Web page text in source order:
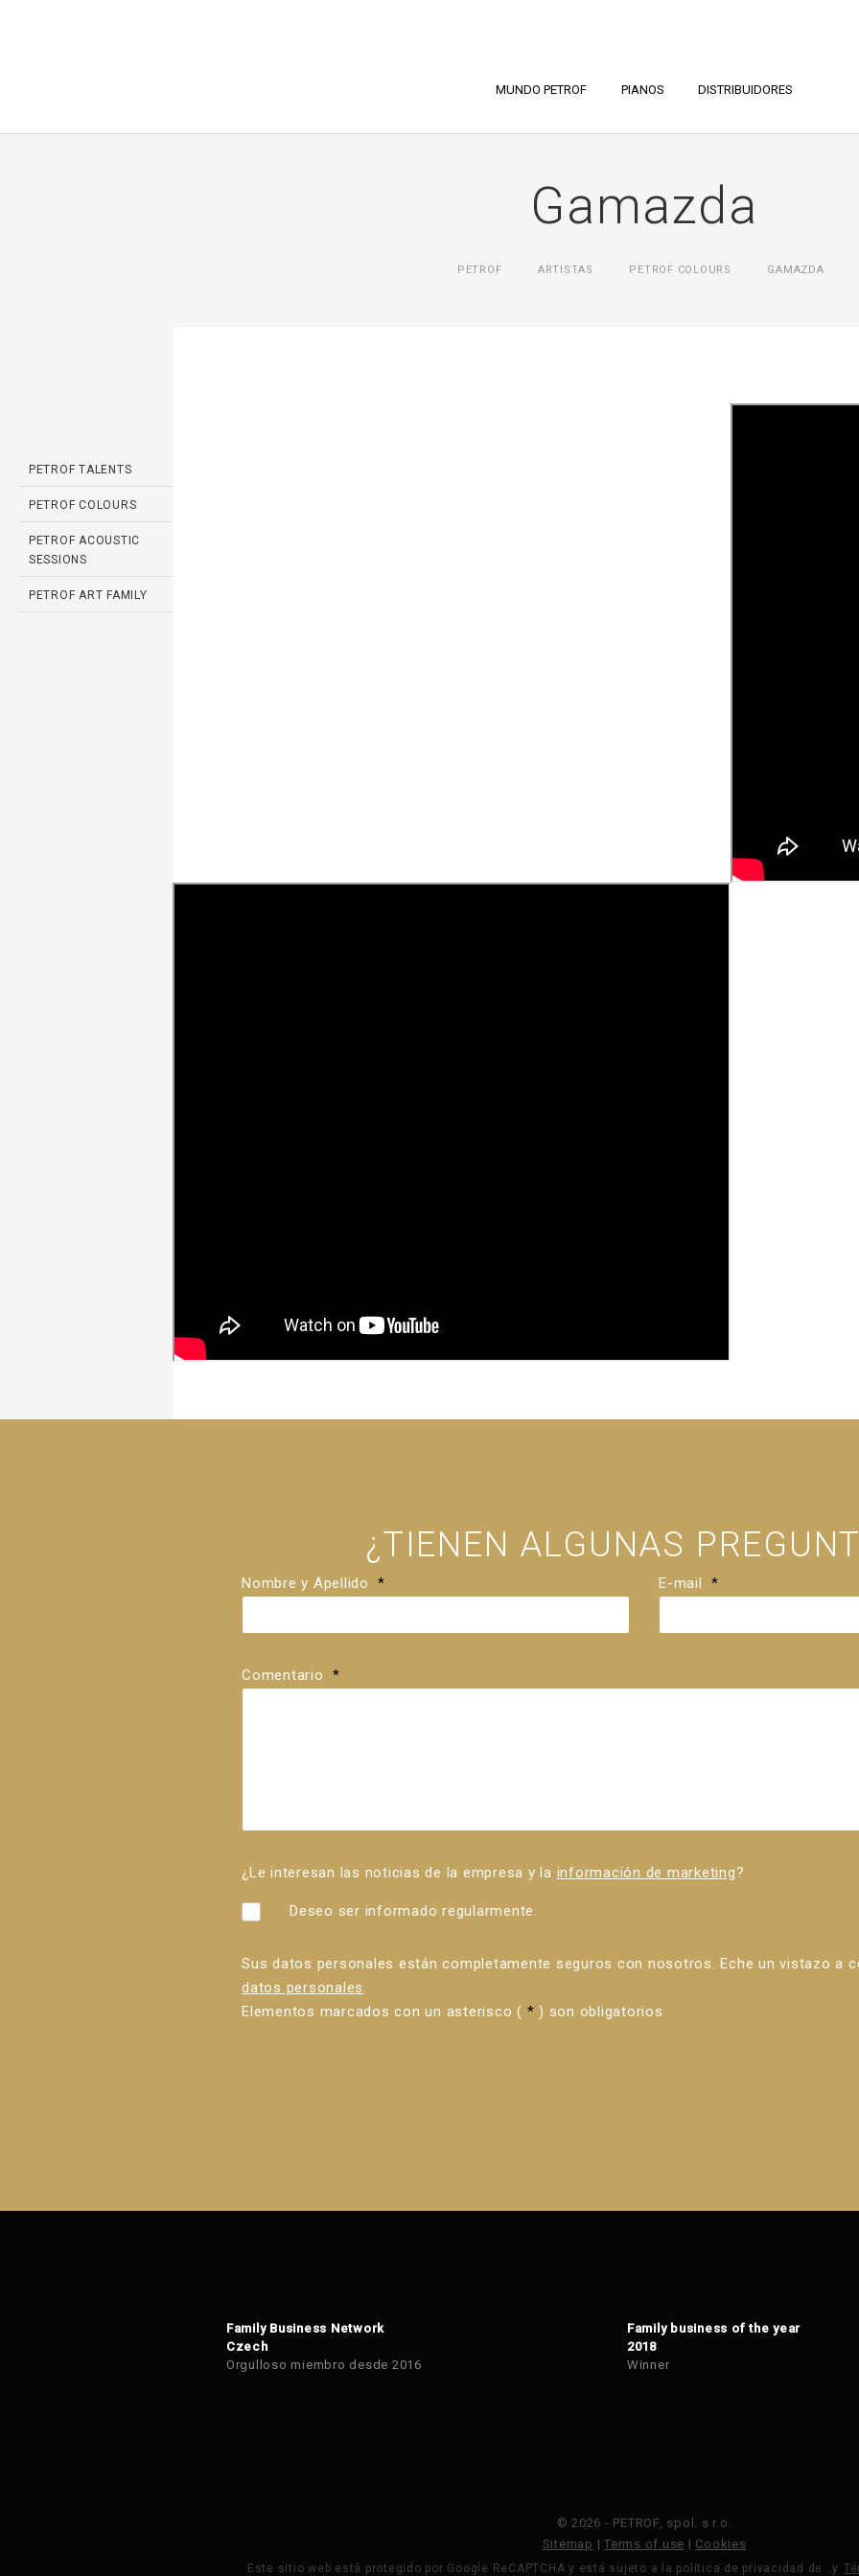
MUNDO PETROF PIANOS DISTRIBUIDORES
Gamazda
PETROF ARTISTAS PETROF COLOURS GAMAZDA
PETROF TALENTS
PETROF COLOURS
PETROF ACOUSTIC
SESSIONS
PETROF ART FAMILY
¿TIENEN ALGUNAS
Nombre y Apellido * E-mail *
Comentario *
¿Le interesan las noticias de la empresa y la información de marketing?
Deseo ser informado regularmente.
Sus datos personales están completamente seguros con nosotros. Eche un vistazo a
datos personales.
Elementos marcados con un asterisco ( * ) son obligatorios
Family Business Network
Czech
Orgulloso miembro desde 2016
Family business of the year
2018
Winner
© 2026 - PETROF, spol. s r.o.
Sitemap | Terms of use | Cookies
Este sitio web está protegido por Google ReCAPTCHA y está sujeto a la política de privacidad de y